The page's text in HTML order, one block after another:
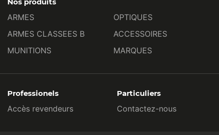
ARMES
ARMES CLASSEES B
MUNITIONS
OPTIQUES
ACCESSOIRES
MARQUES
Professionels
Accès revendeurs
Particuliers
Contactez-nous